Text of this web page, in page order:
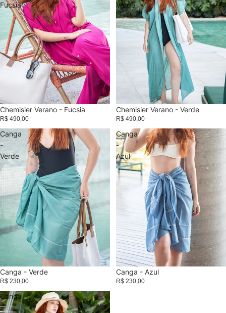
Fucsia
Esgotado
Chemisier Verano - Fucsia
R$ 490,00
Verde
Chemisier Verano - Verde
R$ 490,00
Canga
-
Verde
Canga - Verde
R$ 230,00
Canga
-
Azul
Canga - Azul
R$ 230,00
Canga
-